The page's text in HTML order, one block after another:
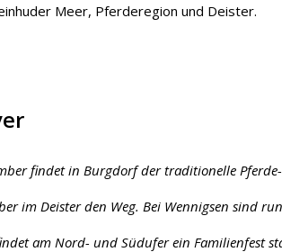
Meer, Pferderegion und Deister.
findet in Burgdorf der traditionelle
im Deister den Weg. Bei Wennigsen sind
am Nord- und Südufer ein